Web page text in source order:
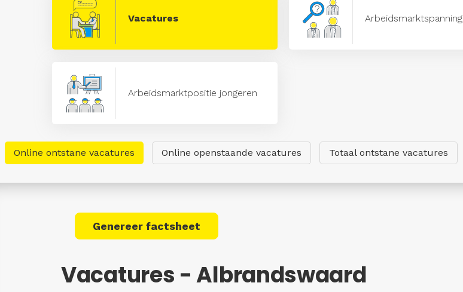
Vacatures Arbeidsmarktspanning
Arbeidsmarktpositie jongeren
Online ontstane vacatures Online openstaande vacatures Totaal ontstane vacatures
Genereer factsheet
Vacatures - Albrandswaard